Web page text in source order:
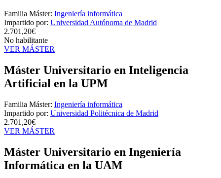
Familia Máster: Ingeniería informática
Impartido por: Universidad Autónoma de Madrid
2.701,20€
No habilitante
VER MÁSTER
Máster Universitario en Inteligencia
Artificial en la UPM
Familia Máster: Ingeniería informática
Impartido por: Universidad Politécnica de Madrid
2.701,20€
VER MÁSTER
Máster Universitario en Ingeniería
Informática en la UAM